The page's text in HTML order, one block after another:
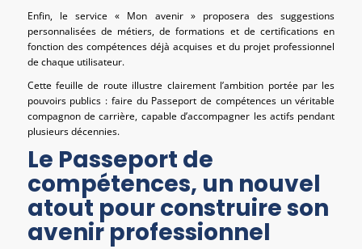
Enfin, le service « Mon avenir » proposera des suggestions
personnalisées de métiers, de formations et de certifications en
fonction des compétences déjà acquises et du projet professionnel
de chaque utilisateur.
Cette feuille de route illustre clairement l’ambition portée par les
pouvoirs publics : faire du Passeport de compétences un véritable
compagnon de carrière, capable d’accompagner les actifs pendant
plusieurs décennies.
Le Passeport de
compétences, un nouvel
atout pour construire son
avenir professionnel